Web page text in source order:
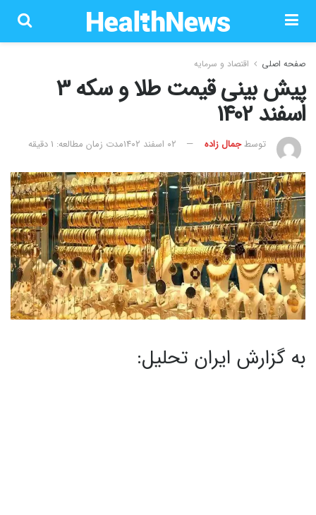
صفحه اصلی اقتصاد و سرمایه
پیش‌ بینی قیمت طلا و سکه 3
اسفند 1402
توسطجمال زاده ۰۲ اسفند ۱۴۰۲ مدت زمان مطالعه: 1 دقیقه
به گزارش ایران تحلیل: